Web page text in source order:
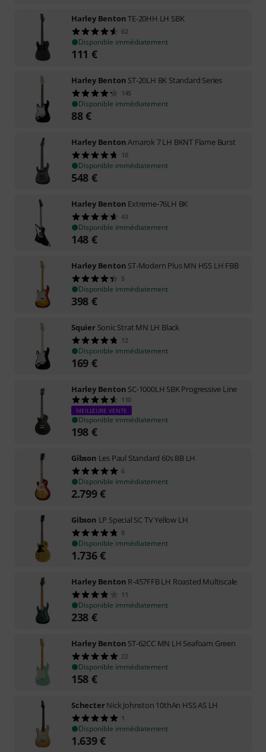
Harley BentonTE-20HH LH SBK
62
Disponible immédiatement
111 €
Harley Benton ST-20LH BK Standard Series
145
Disponible immédiatement
88€
Harley BentonAmarok 7 LH BKNT Flame Burst
10
Disponible immédiatement
548 €
Harley Benton Extreme-76LH BK
43
Disponible immédiatement
148 €
Harley Benton ST-Modern Plus MN HSS LH FBB
5
Disponible immédiatement
398 €
Squier Sonic Strat MN LH Black
12
Disponible immédiatement
169 €
Harley Benton SC-1000LH SBK Progressive Line
110
MEILLEURE VENTE
Disponible immédiatement
198 €
Gibson Les Paul Standard 60s BB LH
6
Disponible immédiatement
2.799€
Gibson LP Special SC TV Yellow LH
8
Disponible immédiatement
1.736€
Harley Benton R-457FFB LH Roasted Multiscale
11
Disponible immédiatement
238 €
Harley Benton ST-62CC MN LH Seafoam Green
22
Disponible immédiatement
158 €
SchecterNick Johnston 10thAn HSS AS LH
1
Disponible immédiatement
1.639€